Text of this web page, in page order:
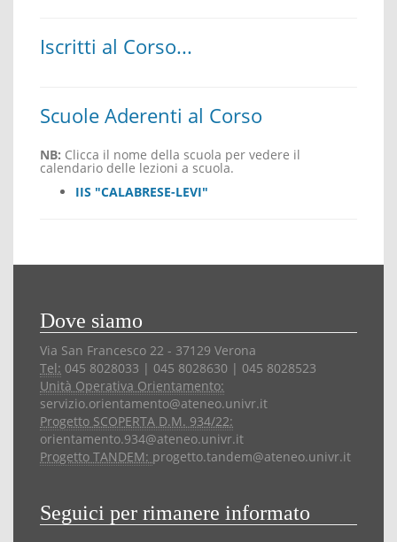
Iscritti al Corso...
Scuole Aderenti al Corso
NB: Clicca il nome della scuola per vedere il
calendario delle lezioni a scuola.
IIS "CALABRESE-LEVI"
Dove siamo
Via San Francesco 22 - 37129 Verona
Tel: 045 8028033 | 045 8028630 | 045 8028523
Unità Operativa Orientamento:
servizio.orientamento@ateneo.univr.it
Progetto SCOPERTA D.M. 934/22:
orientamento.934@ateneo.univr.it
Progetto TANDEM: progetto.tandem@ateneo.univr.it
Seguici per rimanere informato